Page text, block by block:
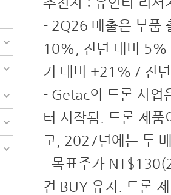
- 2Q26 매출은 부품
10%, 전년 대비 5%
기 대비 +21% / 전
- Getac의 드론 사업
터 시작됨. 드론 제
고, 2027년에는 두
- 목표주가
견 BUY 유지. 드론